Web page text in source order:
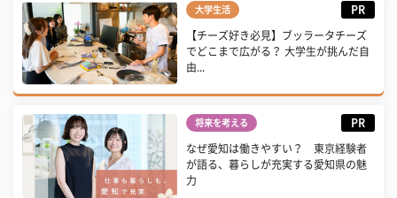
大学生活 PR
【チーズ好き必見】ブッラータチーズ
でどこまで広がる？ 大学生が挑んだ自
由...
将来を考える PR
なぜ愛知は働きやすい？ 東京経験者
が語る、暮らしが充実する愛知県の魅
力